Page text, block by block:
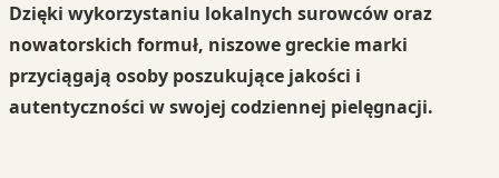
Dzięki wykorzystaniu lokalnych surowców oraz
nowatorskich formuł, niszowe greckie marki
przyciągają osoby poszukujące jakości i
autentyczności w swojej codziennej pielęgnacji.